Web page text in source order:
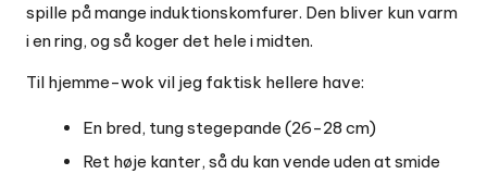
spille på mange induktionskomfurer. Den bliver kun varm
i en ring, og så koger det hele i midten.
Til hjemme-wok vil jeg faktisk hellere have:
En bred, tung stegepande (26-28 cm)
Ret høje kanter, så du kan vende uden at smide